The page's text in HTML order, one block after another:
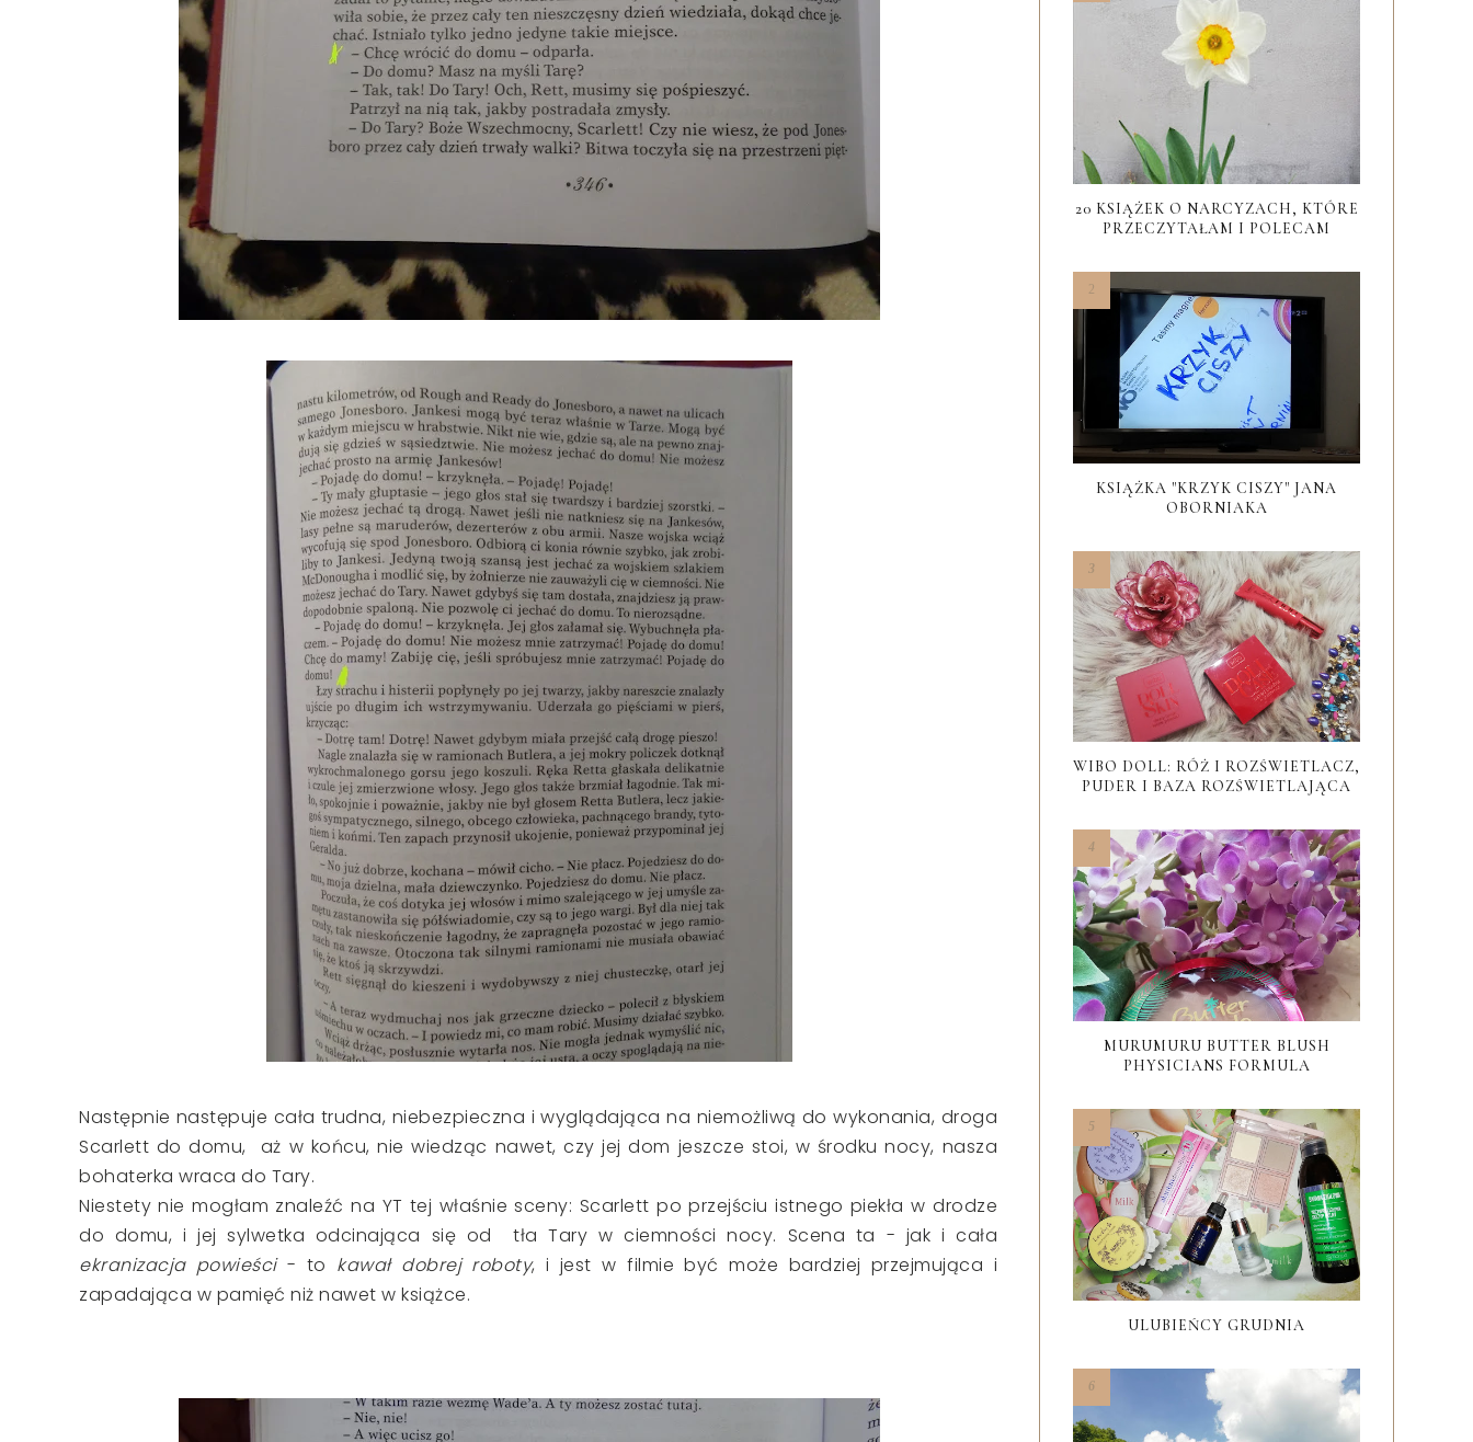
Następnie następuje cała trudna, niebezpieczna i wyglądająca na niemożliwą do wykonania, droga
Scarlett do domu, aż w końcu, nie wiedząc nawet, czy jej dom jeszcze stoi, w środku nocy, nasza
bohaterka wraca do Tary.
Niestety nie mogłam znaleźć na YT tej właśnie sceny: Scarlett po przejściu istnego piekła w drodze
do domu, i jej sylwetka odcinająca się od tła Tary w ciemności nocy. Scena ta - jak i cała
ekranizacja powieści- to kawał dobrej roboty, i jest w filmie być może bardziej przejmująca i
zapadająca w pamięć niż nawet w książce.
20 KSIĄŻEK O NARCYZACH, KTÓRE
PRZECZYTAŁAM I POLECAM
KSIĄŻKA "KRZYK CISZY" JANA
OBORNIAKA
WIBO DOLL: RÓŻ I ROZŚWIETLACZ,
PUDER I BAZA ROZŚWIETLAJĄCA
MURUMURU BUTTER BLUSH
PHYSICIANS FORMULA
ULUBIEŃCY GRUDNIA